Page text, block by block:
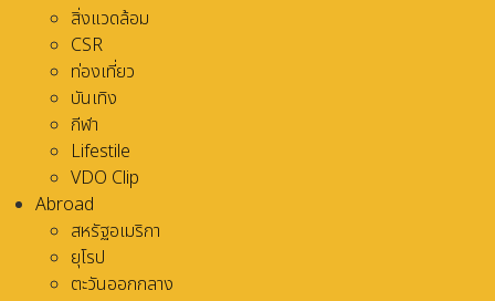
สิ่งแวดล้อม
CSR
ท่องเที่ยว
บันเทิง
กีฬา
Lifestile
VDO Clip
Abroad
สหรัฐอเมริกา
ยุโรป
ตะวันออกกลาง